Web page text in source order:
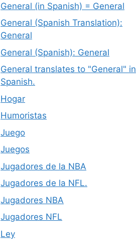
General (in Spanish) = General
General (Spanish Translation):
General
General (Spanish): General
General translates to "General" in
Spanish.
Hogar
Humoristas
Juego
Juegos
Jugadores de la NBA
Jugadores de la NFL.
Jugadores NBA
Jugadores NFL
Ley